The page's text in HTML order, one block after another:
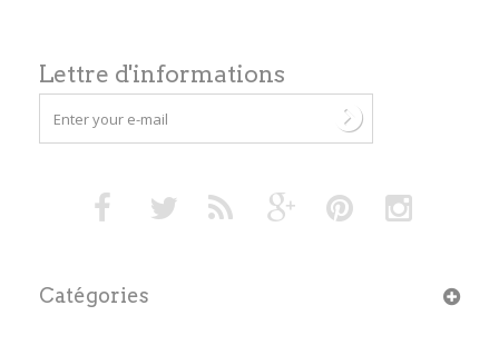
Lettre d'informations
Catégories